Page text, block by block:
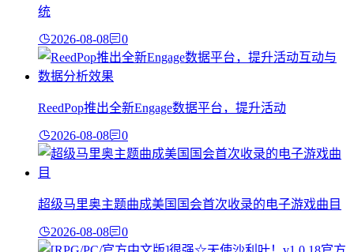
统
2026-08-08 0
ReedPop推出全新Engage数据平台，提升活动
2026-08-08 0
超级马里奥主题曲成美国国会首次收录的电子游戏曲目
2026-08-08 0